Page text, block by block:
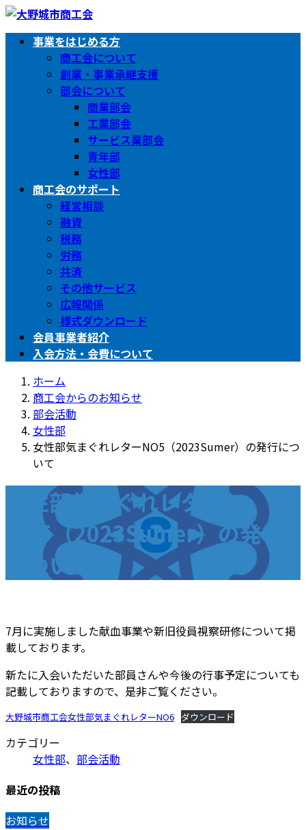
コ
ン
ナ
ビ
事業をはじめる方
商工会について
創業・事業承継支援
部会について
商業部会
工業部会
サービス業部会
青年部
女性部
商工会のサポート
経営相談
融資
税務
労務
共済
その他サービス
広報関係
様式ダウンロード
会員事業者紹介
入会方法・会費について
ホーム
商工会からのお知らせ
部会活動
女性部
女性部気まぐれレターNO5（2023Sumer）の発行につ
いて
女性部気まぐれレター
NO5（2023Sumer）の発行
について
7月に実施しました献血事業や新旧役員視察研修について掲
載しております。
新たに入会いただいた部員さんや今後の行事予定についても
記載しておりますので、是非ご覧ください。
大野城市商工会女性部気まぐれレターNO6 ダウンロード
カテゴリー
女性部、 部会活動
最近の投稿
お知らせ